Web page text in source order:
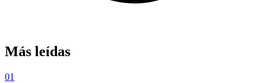
Más leídas
01